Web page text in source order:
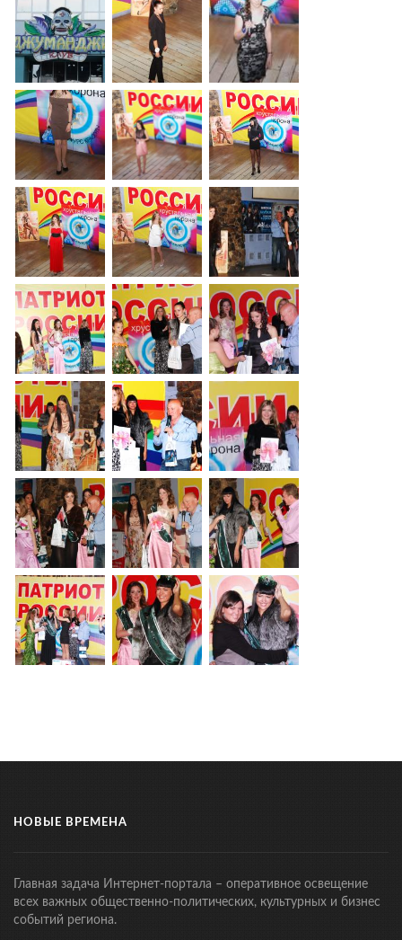
НОВЫЕ ВРЕМЕНА
Главная задача Интернет-портала – оперативное освещение
всех важных общественно-политических, культурных и бизнес
событий региона.